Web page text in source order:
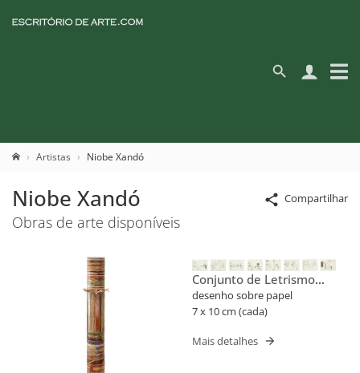
Artistas Niobe Xandó
Compartilhar
Niobe Xandó
Obras de arte disponíveis
Conjunto de Letrismo
Para Nomes Próprios
(Flusser)
desenho sobre papel
7 x 10 cm (cada)
Mais detalhes